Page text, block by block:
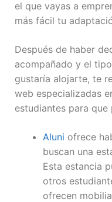
el que vayas a
más fácil tu
Después de haber
acompañado y el
gustaría alojarte, te
web especializadas
estudiantes para
Aluni ofrece
buscan una
Esta estancia
otros
ofrecen